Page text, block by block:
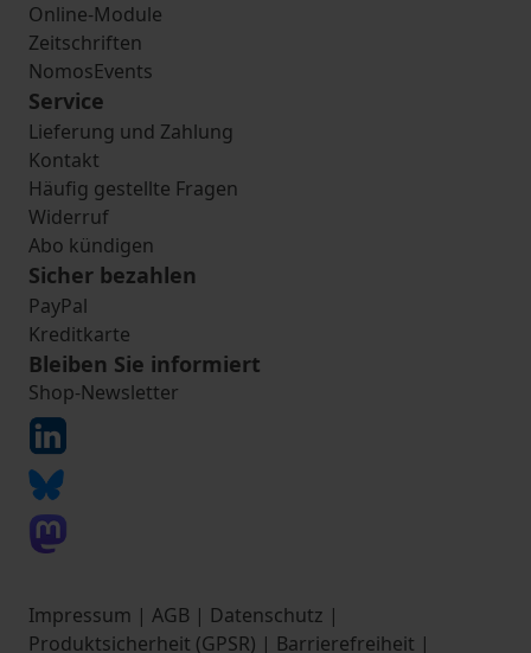
Online-Module
Zeitschriften
NomosEvents
Service
Lieferung und Zahlung
Kontakt
Häufig gestellte Fragen
Widerruf
Abo kündigen
Sicher bezahlen
PayPal
Kreditkarte
Bleiben Sie informiert
Shop-Newsletter
Impressum | AGB | Datenschutz |
Produktsicherheit (GPSR) | Barrierefreiheit |